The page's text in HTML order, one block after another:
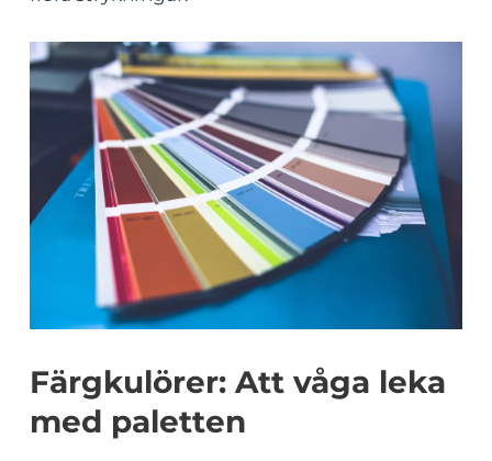
Färgkulörer: Att våga leka
med paletten